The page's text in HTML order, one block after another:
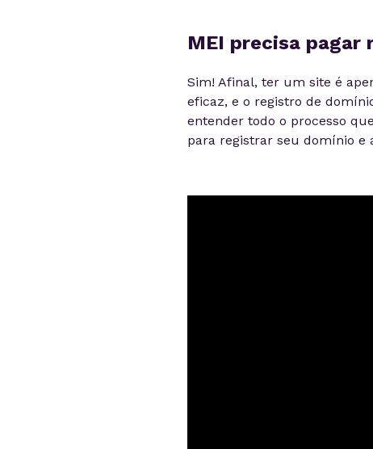
MEI precisa pagar
Sim! Afinal, ter um site é
eficaz, e o registro de
entender todo o processo
para registrar seu domínio e